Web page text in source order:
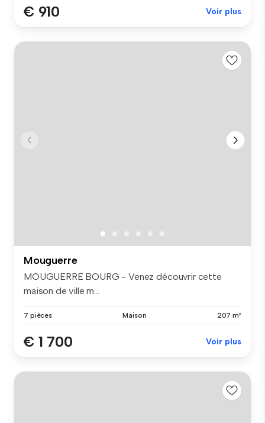
€ 910 Voir plus
Mouguerre
MOUGUERRE BOURG - Venez découvrir cette
maison de ville m...
7 pièces Maison 207 m²
€ 1 700 Voir plus